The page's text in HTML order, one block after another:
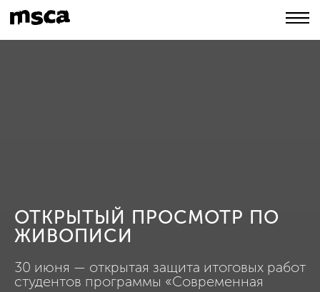
ОТКРЫТЫЙ ПРОСМОТР ПО
ЖИВОПИСИ
30 июня — открытая защита итоговых работ
студентов программы «Современная